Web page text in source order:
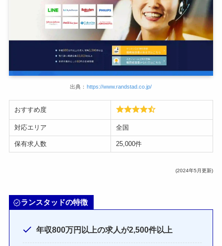
出典： https://www.randstad.co.jp/
おすすめ度
対応エリア 全国
保有求人数 25,000件
(2024年5月更新)
ランスタッドの特徴
年収800万円以上の求人が2,500件以上